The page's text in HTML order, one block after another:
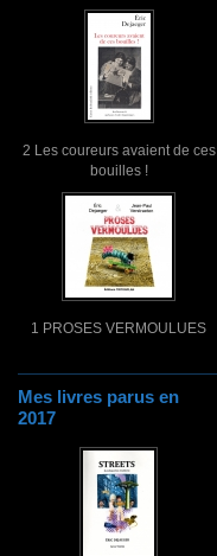
2 Les coureurs avaient de ces
bouilles !
1 PROSES VERMOULUES
Mes livres parus en
2017